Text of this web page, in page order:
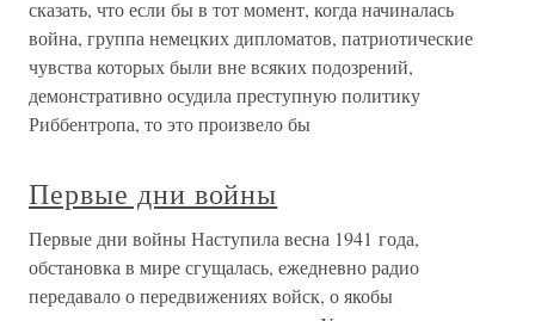
сказать, что если бы в тот момент, когда начиналась
война, группа немецких дипломатов, патриотические
чувства которых были вне всяких подозрений,
демонстративно осудила преступную политику
Риббентропа, то это произвело бы
Первые дни войны
Первые дни войны Наступила весна 1941 года,
обстановка в мире сгущалась, ежедневно радио
передавало о передвижениях войск, о якобы